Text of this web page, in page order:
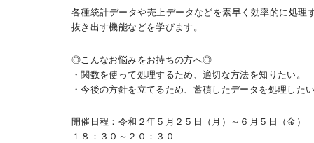
各種統計データや売上データなどを素早く効率的に処
抜き出す機能などを学びます。
◎こんなお悩みをお持ちの方へ◎
・関数を使って処理するため、適切な方法を知りたい。
・今後の方針を立てるため、蓄積したデータを処理したい
開催日程：令和２年５月２５日（月）～６月５日（金）
１８：３０～２０：３０